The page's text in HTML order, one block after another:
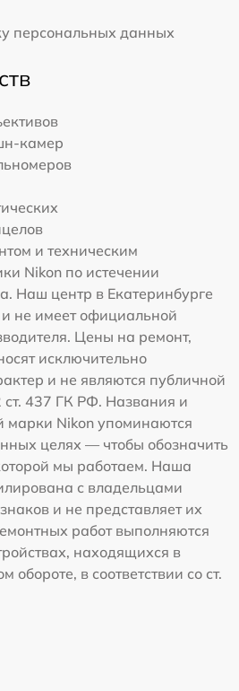
персональных данных
камер
и техническим
Nikon по истечении
Наш центр в Екатеринбурге
не имеет официальной
Цены на ремонт,
исключительно
и не являются публичной
ст. 437 ГК РФ. Названия и
марки Nikon упоминаются
целях — чтобы обозначить
мы работаем. Наша
с владельцами
и не представляет их
работ выполняются
находящихся в
в соответствии со ст.